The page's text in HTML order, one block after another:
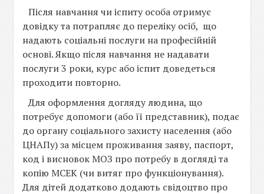
Після навчання чи іспиту особа отримує
довідку та потрапляє до переліку осіб, що
надають соціальні послуги на професійній
основі. Якщо після навчання не надавати
послуги 3 роки, курс або іспит доведеться
проходити повторно.
Для оформлення догляду людина, що
потребує допомоги (або її представник), подає
до органу соціального захисту населення (або
ЦНАПу) за місцем проживання заяву, паспорт,
код і висновок МОЗ про потребу в догляді та
копію МСЕК (чи витяг про функціонування).
Для дітей додатково додають свідоцтво про